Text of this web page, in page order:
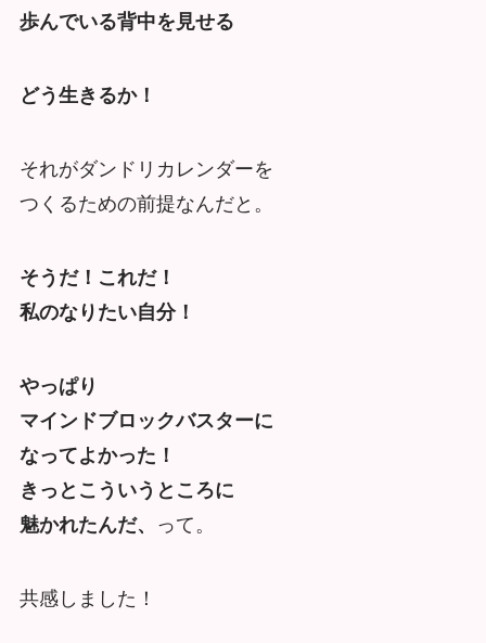
歩んでいる背中を見せる
どう生きるか！
それがダンドリカレンダーを
つくるための前提なんだと。
そうだ！これだ！
私のなりたい自分！
やっぱり
マインドブロックバスターに
なってよかった！
きっとこういうところに
魅かれたんだ、
って。
共感しました！